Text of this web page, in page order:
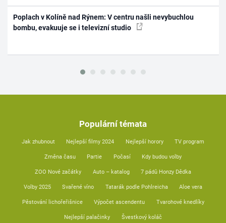
Poplach v Kolíně nad Rýnem: V centru našli nevybuchlou
bombu, evakuuje se i televizní studio
Populární témata
Jak zhubnout Nejlepší filmy 2024 Nejlepší horory TV program
Změna času Partie Počasí Kdy budou volby
ZOO Nové začátky Auto – katalog 7 pádů Honzy Dědka
Volby 2025 Svařené víno Tatarák podle Pohlreicha Aloe vera
Pěstování lichořeřišnice Výpočet ascendentu Tvarohové knedlíky
Nejlepší palačinky Švestkový koláč